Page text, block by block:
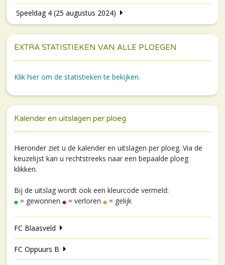
Speeldag 4 (25 augustus 2024)
EXTRA STATISTIEKEN VAN ALLE PLOEGEN
Klik hier om de statistieken te bekijken.
Kalender en uitslagen per ploeg
Hieronder ziet u de kalender en uitslagen per ploeg. Via de
keuzelijst kan u rechtstreeks naar een bepaalde ploeg
klikken.
Bij de uitslag wordt ook een kleurcode vermeld:
= gewonnen
= verloren = gelijk
FC Blaasveld
FC Oppuurs B